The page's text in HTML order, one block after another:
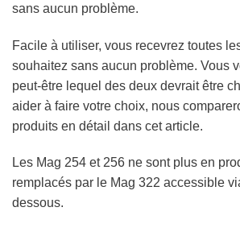
sans aucun problème.
Facile à utiliser, vous recevrez toutes
souhaitez sans aucun problème. Vous
peut-être lequel des deux devrait être
aider à faire votre choix, nous
produits en détail dans cet article.
Les Mag 254 et 256 ne sont plus en
remplacés par le Mag 322 accessible
dessous.